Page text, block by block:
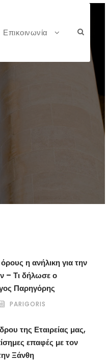
Επικοινωνία
η ανήλικη για την
– Τι δήλωσε ο
Παρηγόρης
PARIGORIS
της Εταιρείας μας,
επαφές με τον
Ξάνθη